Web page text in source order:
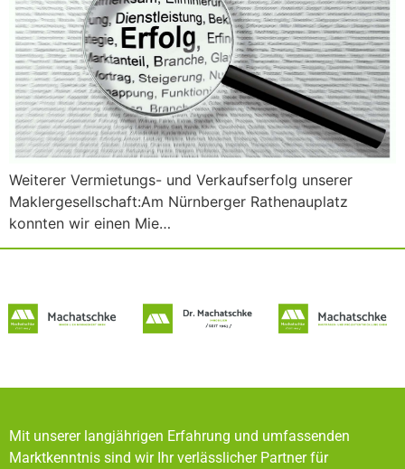
Weiterer Vermietungs- und Verkaufserfolg unserer
Maklergesellschaft:Am Nürnberger Rathenauplatz
konnten wir einen Mie…
Mit unserer langjährigen Erfahrung und umfassenden
Marktkenntnis sind wir Ihr verlässlicher Partner für